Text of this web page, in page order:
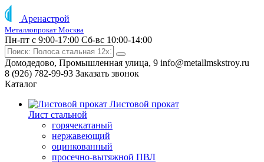
Аренастрой
Металлопрокат Москва
Пн-пт с 9:00-17:00 Сб-вс 10:00-14:00
Домодедово, Промышленная улица, 9 info@metallmskstroy.ru
8 (926) 782-99-93 Заказать звонок
Каталог
Листовой прокат
Лист стальной
горячекатаный
нержавеющий
оцинкованный
просечно-вытяжной ПВЛ